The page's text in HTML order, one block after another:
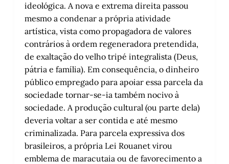
ideológica. A nova e extrema direita passou
mesmo a condenar a própria atividade
artística, vista como propagadora de valores
contrários à ordem regeneradora pretendida,
de exaltação do velho tripé integralista (Deus,
pátria e família). Em consequência, o dinheiro
público empregado para apoiar essa parcela da
sociedade tornar-se-ia também nocivo à
sociedade. A produção cultural (ou parte dela)
deveria voltar a ser contida e até mesmo
criminalizada. Para parcela expressiva dos
brasileiros, a própria Lei Rouanet virou
emblema de maracutaia ou de favorecimento a